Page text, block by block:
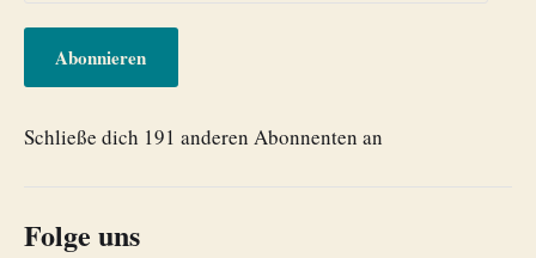
Abonnieren
Schließe dich 191 anderen Abonnenten an
Folge uns